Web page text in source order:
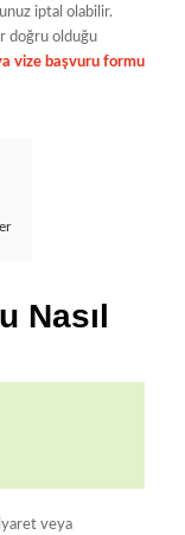
iptal olabilir.
doğru olduğu
vize başvuru formu
Nasıl
veya